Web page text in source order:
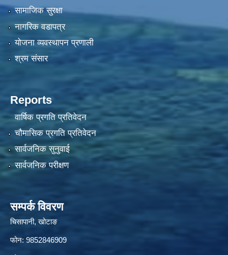
सामाजिक सुरक्षा
नागरिक वडापत्र
योजना व्यवस्थापन प्रणाली
श्रम संसार
Reports
वार्षिक प्रगति प्रतिवेदन
चौमासिक प्रगति प्रतिवेदन
सार्वजनिक सुनुवाई
सार्वजनिक परीक्षण
सम्पर्क विवरण
चिसापानी, खोटाङ
फोन: 9852846909